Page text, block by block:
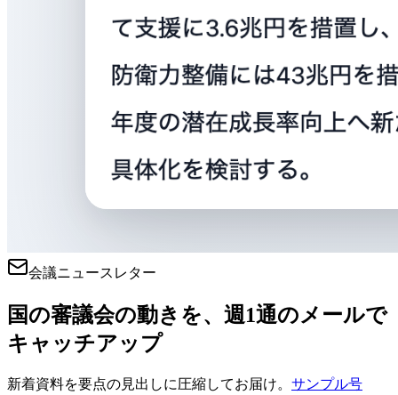
会議ニュースレター
国の審議会の動きを、週1通のメールで
キャッチアップ
新着資料を要点の見出しに圧縮してお届け。 サンプル号